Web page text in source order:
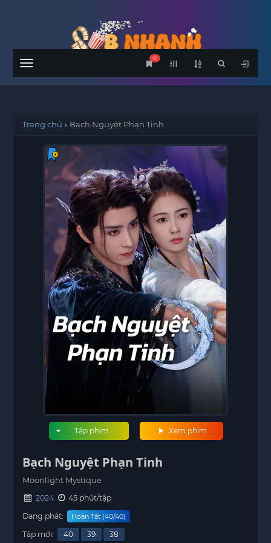
Menu
0
Trang chủ » Bạch Nguyệt Phạn Tinh
Xem phim
Tập phim
Bạch Nguyệt Phạn Tinh
Moonlight Mystique
2024
45 phút/tập
Đang phát:
Hoàn Tất (40/40)
Tập mới: 40 39
38